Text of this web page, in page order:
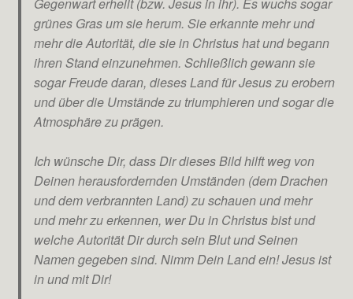
grünes Gras um sie herum. Sie erkannte mehr und
mehr die Autorität, die sie in Christus hat und begann
ihren Stand einzunehmen. Schließlich gewann sie
sogar Freude daran, dieses Land für Jesus zu erobern
und über die Umstände zu triumphieren und sogar die
Atmosphäre zu prägen.
Ich wünsche Dir, dass Dir dieses Bild hilft weg von
Deinen herausfordernden Umständen (dem Drachen
und dem verbrannten Land) zu schauen und mehr
und mehr zu erkennen, wer Du in Christus bist und
welche Autorität Dir durch sein Blut und Seinen
Namen gegeben sind. Nimm Dein Land ein! Jesus ist
in und mit Dir!